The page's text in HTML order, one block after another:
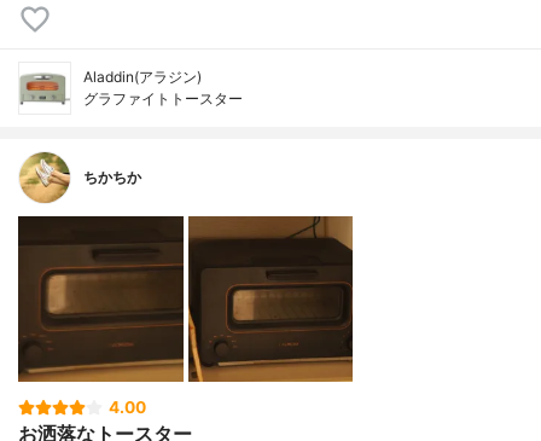
Aladdin(アラジン)
グラファイトトースター
ちかちか
4.00
お洒落なトースター